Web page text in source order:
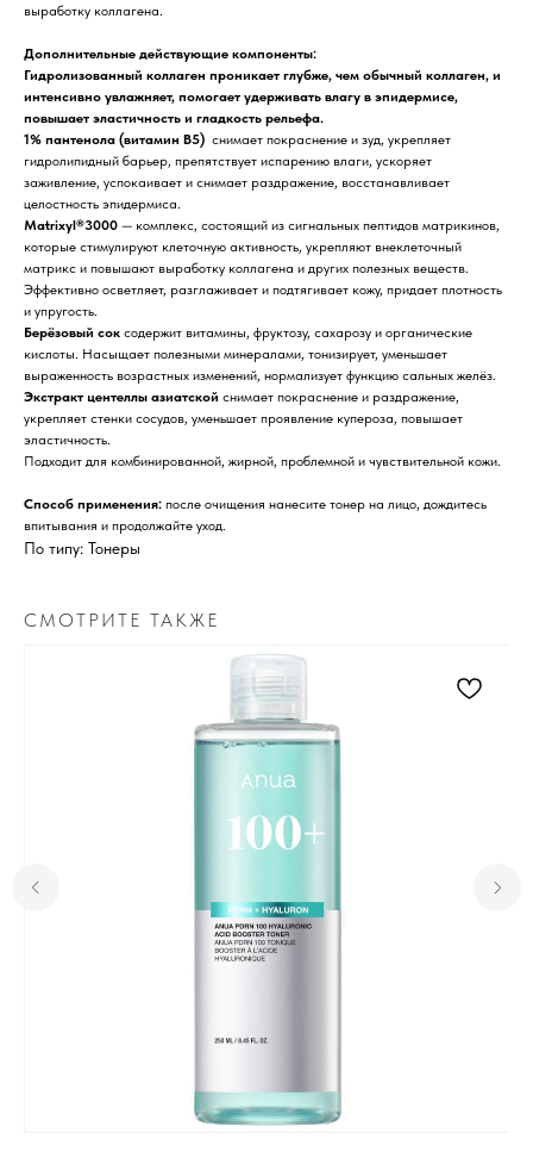
выработку коллагена.
Дополнительные действующие компоненты:
Гидролизованный коллаген проникает глубже, чем обычный коллаген, и
интенсивно увлажняет, помогает удерживать влагу в эпидермисе,
повышает эластичность и гладкость рельефа.
1% пантенола (витамин B5) снимает покраснение и зуд, укрепляет
гидролипидный барьер, препятствует испарению влаги, ускоряет
заживление, успокаивает и снимает раздражение, восстанавливает
целостность эпидермиса.
Matrixyl®3000 — комплекс, состоящий из сигнальных пептидов матрикинов,
которые стимулируют клеточную активность, укрепляют внеклеточный
матрикс и повышают выработку коллагена и других полезных веществ.
Эффективно осветляет, разглаживает и подтягивает кожу, придает плотность
и упругость.
Берёзовый сок содержит витамины, фруктозу, сахарозу и органические
кислоты. Насыщает полезными минералами, тонизирует, уменьшает
выраженность возрастных изменений, нормализует функцию сальных желёз.
Экстракт центеллы азиатской снимает покраснение и раздражение,
укрепляет стенки сосудов, уменьшает проявление купероза, повышает
эластичность.
Подходит для комбинированной, жирной, проблемной и чувствительной кожи.
Способ применения: после очищения нанесите тонер на лицо, дождитесь
впитывания и продолжайте уход.
По типу: Тонеры
СМОТРИТЕ ТАКЖЕ
Отзывы
Комсомольск-на-Амуре, ​
проспект Ленина 46 ТЦ Оникс